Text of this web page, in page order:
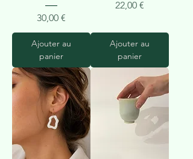
Prix
30,00 €
Ajouter au
panier
Prix
22,00 €
Ajouter au
panier